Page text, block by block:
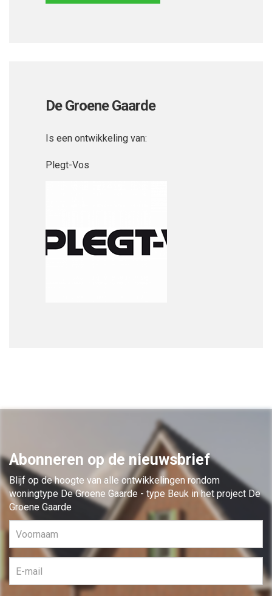
De Groene Gaarde
Is een ontwikkeling van:
Plegt-Vos
Abonneren op de nieuwsbrief
Blijf op de hoogte van alle ontwikkelingen rondom
woningtype De Groene Gaarde - type Beuk in het project De
Groene Gaarde